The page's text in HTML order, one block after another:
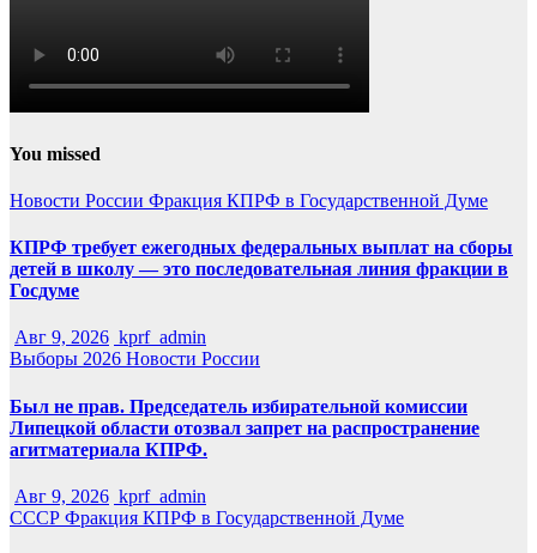
You missed
Новости России Фракция КПРФ в Государственной Думе
КПРФ требует ежегодных федеральных выплат на сборы
детей в школу — это последовательная линия фракции в
Госдуме
Авг 9, 2026 kprf_admin
Выборы 2026 Новости России
Был не прав. Председатель избирательной комиссии
Липецкой области отозвал запрет на распространение
агитматериала КПРФ.
Авг 9, 2026 kprf_admin
СССР Фракция КПРФ в Государственной Думе